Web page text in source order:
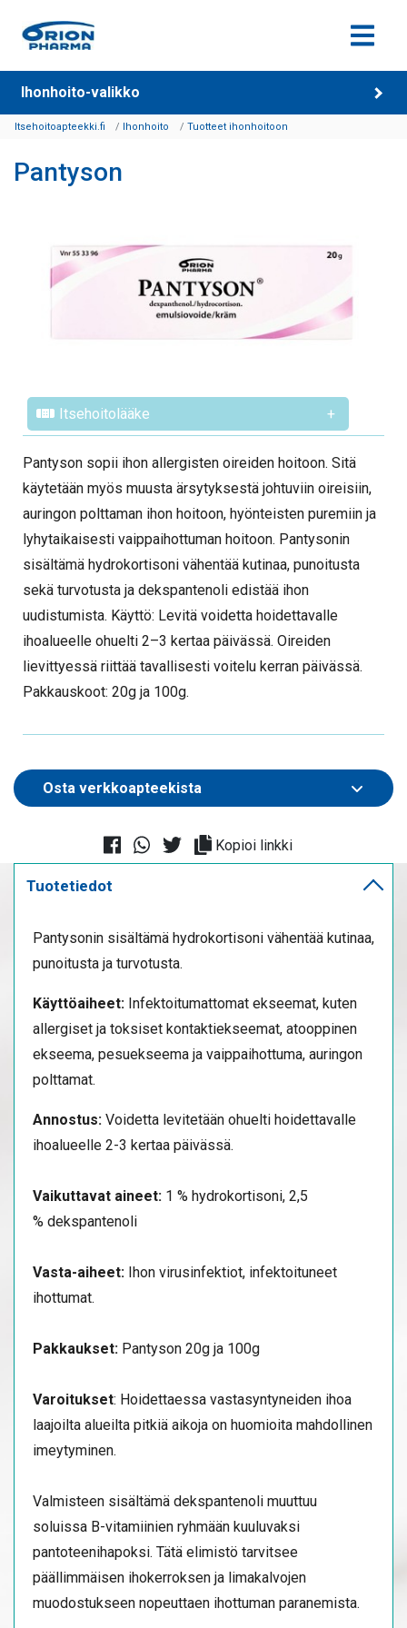
Siirry sisältöön
Ihonhoito-valikko
Itsehoitoapteekki.fi Ihonhoito Tuotteet ihonhoitoon
Pantyson
Itsehoitolääke +
Pantyson sopii ihon allergisten oireiden hoitoon. Sitä
käytetään myös muusta ärsytyksestä johtuviin oireisiin,
auringon polttaman ihon hoitoon, hyönteisten puremiin ja
lyhytaikaisesti vaippaihottuman hoitoon. Pantysonin
sisältämä hydrokortisoni vähentää kutinaa, punoitusta
sekä turvotusta ja dekspantenoli edistää ihon
uudistumista. Käyttö: Levitä voidetta hoidettavalle
ihoalueelle ohuelti 2–3 kertaa päivässä. Oireiden
lievittyessä riittää tavallisesti voitelu kerran päivässä.
Pakkauskoot: 20g ja 100g.
Kopioi linkki
Tuotetiedot
Pantysonin sisältämä hydrokortisoni vähentää kutinaa,
punoitusta ja turvotusta.
Käyttöaiheet: Infektoitumattomat ekseemat, kuten
allergiset ja toksiset kontaktiekseemat, atooppinen
ekseema, pesuekseema ja vaippaihottuma, auringon
polttamat.
Annostus: Voidetta levitetään ohuelti hoidettavalle
ihoalueelle 2-3 kertaa päivässä.
Vaikuttavat aineet: 1 % hydrokortisoni, 2,5
% dekspantenoli
Vasta-aiheet: Ihon virusinfektiot, infektoituneet
ihottumat.
Pakkaukset: Pantyson 20g ja 100g
Varoitukset: Hoidettaessa vastasyntyneiden ihoa
laajoilta alueilta pitkiä aikoja on huomioita mahdollinen
imeytyminen.
Valmisteen sisältämä dekspantenoli muuttuu
soluissa B-vitamiinien ryhmään kuuluvaksi
pantoteenihapoksi. Tätä elimistö tarvitsee
päällimmäisen ihokerroksen ja limakalvojen
muodostukseen nopeuttaen ihottuman paranemista.